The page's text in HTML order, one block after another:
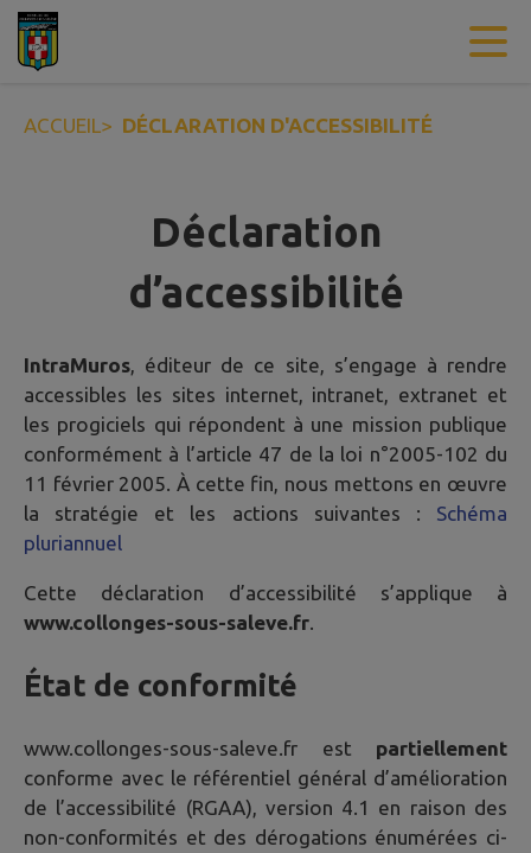
Contenu
ACCUEIL> DÉCLARATION D'ACCESSIBILITÉ
Déclaration
d’accessibilité
IntraMuros, éditeur de ce site, s’engage à rendre
accessibles les sites internet, intranet, extranet et
les progiciels qui répondent à une mission publique
conformément à l’article 47 de la loi n°2005-102 du
11 février 2005. À cette fin, nous mettons en œuvre
la stratégie et les actions suivantes : Schéma
pluriannuel
Cette déclaration d’accessibilité s’applique à
www.collonges-sous-saleve.fr.
État de conformité
www.collonges-sous-saleve.fr est partiellement
conforme avec le référentiel général d’amélioration
de l’accessibilité (RGAA), version 4.1 en raison des
non-conformités et des dérogations énumérées ci-